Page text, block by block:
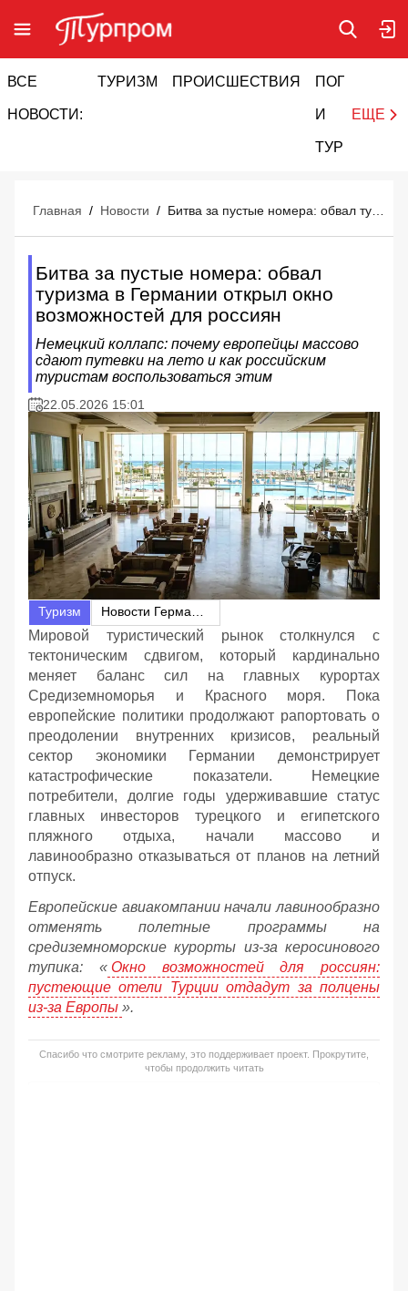
ВСЕ
НОВОСТИ:
ТУРИЗМ ПРОИСШЕСТВИЯ ПОГОДА
И
ТУРИЗМ
ЕЩЕ
Главная / Новости /
Битва за пустые номера: обвал
туризма в Германии открыл окно
возможностей для россиян
Немецкий коллапс: почему европейцы массово
сдают путевки на лето и как российским
туристам воспользоваться этим
22.05.2026 15:01
Туризм
Мировой туристический рынок столкнулся с
тектоническим сдвигом, который кардинально
меняет баланс сил на главных курортах
Средиземноморья и Красного моря. Пока
европейские политики продолжают рапортовать о
преодолении внутренних кризисов, реальный
сектор экономики Германии демонстрирует
катастрофические показатели. Немецкие
потребители, долгие годы удерживавшие статус
главных инвесторов турецкого и египетского
пляжного отдыха, начали массово и
лавинообразно отказываться от планов на летний
отпуск.
Европейские авиакомпании начали лавинообразно
отменять полетные программы на
средиземноморские курорты из-за керосинового
тупика: « Окно возможностей для россиян:
пустеющие отели Турции отдадут за полцены
из-за Европы ».
Спасибо что смотрите рекламу, это поддерживает проект. Прокрутите,
чтобы продолжить читать